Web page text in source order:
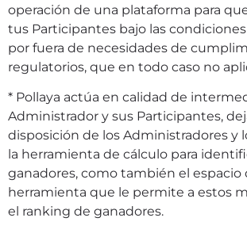
operación de una plataforma para
tus Participantes bajo las
por fuera de necesidades de
regulatorios, que en todo caso no
* Pollaya actúa en calidad de
Administrador y sus Participantes,
disposición de los Administradores y
la herramienta de cálculo para
ganadores, como también el espacio
herramienta que le permite a estos
el ranking de ganadores.